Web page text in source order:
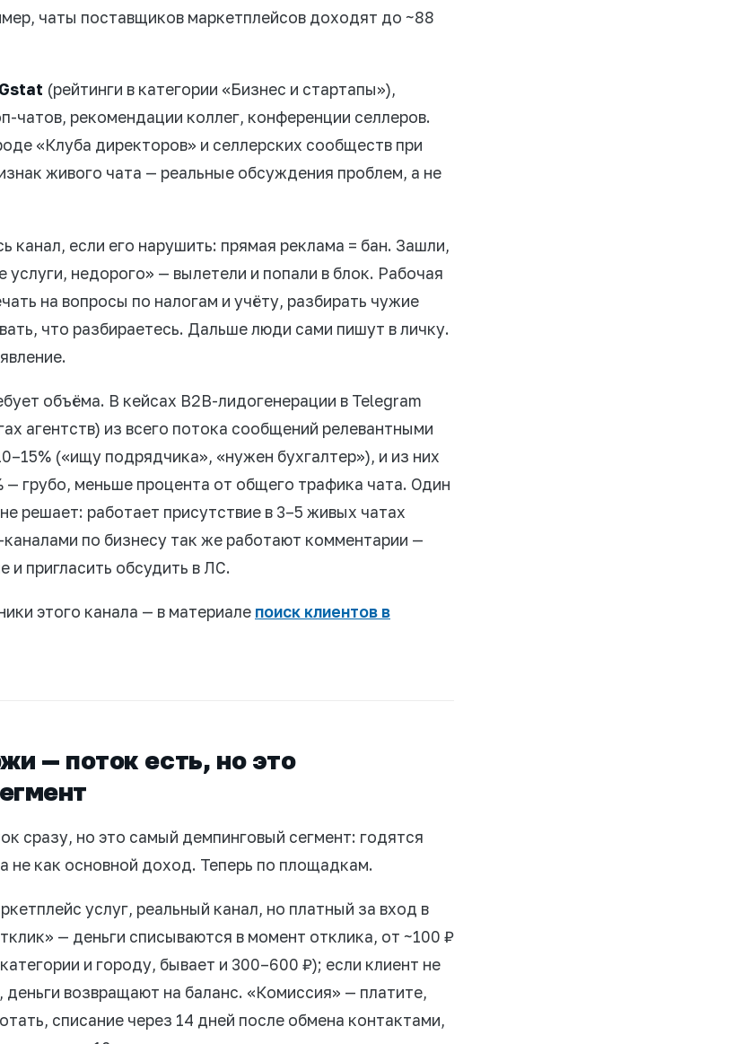
чаты поставщиков маркетплейсов доходят до ~88
(рейтинги в категории «Бизнес и стартапы»),
чатов, рекомендации коллег, конференции селлеров.
«Клуба директоров» и селлерских сообществ при
живого чата — реальные обсуждения проблем, а не
канал, если его нарушить: прямая реклама = бан. Зашли,
услуги, недорого» — вылетели и попали в блок. Рабочая
на вопросы по налогам и учёту, разбирать чужие
что разбираетесь. Дальше люди сами пишут в личку.
объёма. В кейсах B2B-лидогенерации в Telegram
агентств) из всего потока сообщений релевантными
(«ищу подрядчика», «нужен бухгалтер»), и из них
грубо, меньше процента от общего трафика чата. Один
решает: работает присутствие в 3–5 живых чатах
по бизнесу так же работают комментарии —
и пригласить обсудить в ЛС.
этого канала — в материале поиск клиентов в
— поток есть, но это
сразу, но это самый демпинговый сегмент: годятся
не как основной доход. Теперь по площадкам.
услуг, реальный канал, но платный за вход в
— деньги списываются в момент отклика, от ~100 ₽
и городу, бывает и 300–600 ₽); если клиент не
деньги возвращают на баланс. «Комиссия» — платите,
списание через 14 дней после обмена контактами,